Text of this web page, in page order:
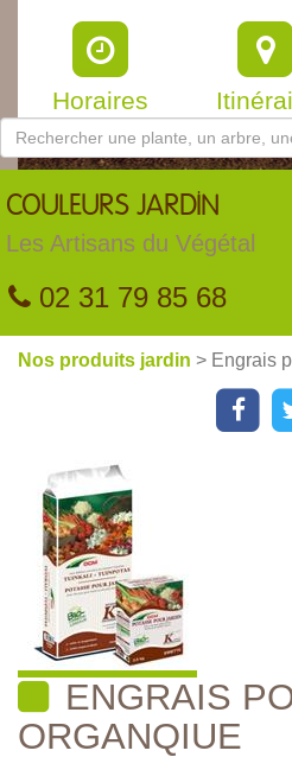
Horaires
COULEURS JARDIN
Les Artisans du Végétal
02 31 79 85 68
Nos produits jardin > Engrais
ENGRAIS
ORGANQIUE